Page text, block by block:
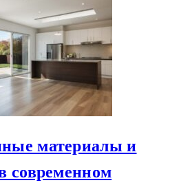
материалы и
современном